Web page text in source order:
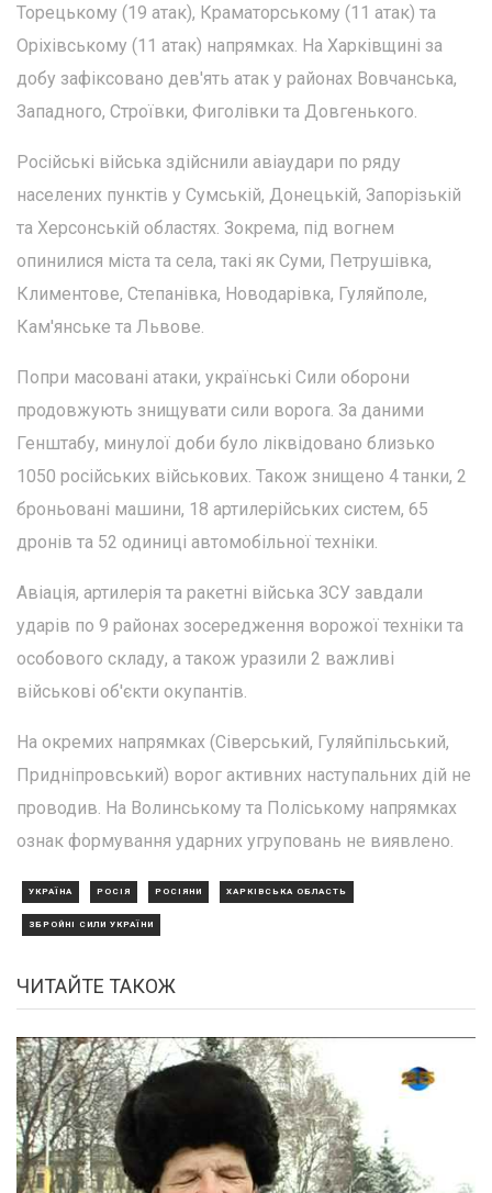
Торецькому (19 атак), Краматорському (11 атак) та
Оріхівському (11 атак) напрямках. На Харківщині за
добу зафіксовано дев'ять атак у районах Вовчанська,
Западного, Строївки, Фиголівки та Довгенького.
Російські війська здійснили авіаудари по ряду
населених пунктів у Сумській, Донецькій, Запорізькій
та Херсонській областях. Зокрема, під вогнем
опинилися міста та села, такі як Суми, Петрушівка,
Климентове, Степанівка, Новодарівка, Гуляйполе,
Кам'янське та Львове.
Попри масовані атаки, українські Сили оборони
продовжують знищувати сили ворога. За даними
Генштабу, минулої доби було ліквідовано близько
1050 російських військових. Також знищено 4 танки, 2
броньовані машини, 18 артилерійських систем, 65
дронів та 52 одиниці автомобільної техніки.
Авіація, артилерія та ракетні війська ЗСУ завдали
ударів по 9 районах зосередження ворожої техніки та
особового складу, а також уразили 2 важливі
військові об'єкти окупантів.
На окремих напрямках (Сіверський, Гуляйпільський,
Придніпровський) ворог активних наступальних дій не
проводив. На Волинському та Поліському напрямках
ознак формування ударних угруповань не виявлено.
УКРАЇНА РОСІЯ РОСІЯНИ ХАРКІВСЬКА ОБЛАСТЬ
ЗБРОЙНІ СИЛИ УКРАЇНИ
ЧИТАЙТЕ ТАКОЖ